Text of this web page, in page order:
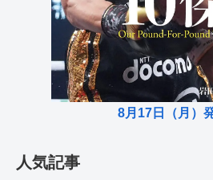
8月17日（月）
人気記事